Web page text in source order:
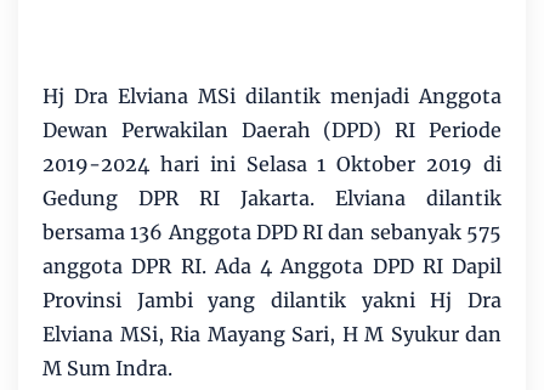
Hj Dra Elviana MSi dilantik menjadi Anggota
Dewan Perwakilan Daerah (DPD) RI Periode
2019-2024 hari ini Selasa 1 Oktober 2019 di
Gedung DPR RI Jakarta. Elviana dilantik
bersama 136 Anggota DPD RI dan sebanyak 575
anggota DPR RI. Ada 4 Anggota DPD RI Dapil
Provinsi Jambi yang dilantik yakni Hj Dra
Elviana MSi, Ria Mayang Sari, H M Syukur dan
M Sum Indra.